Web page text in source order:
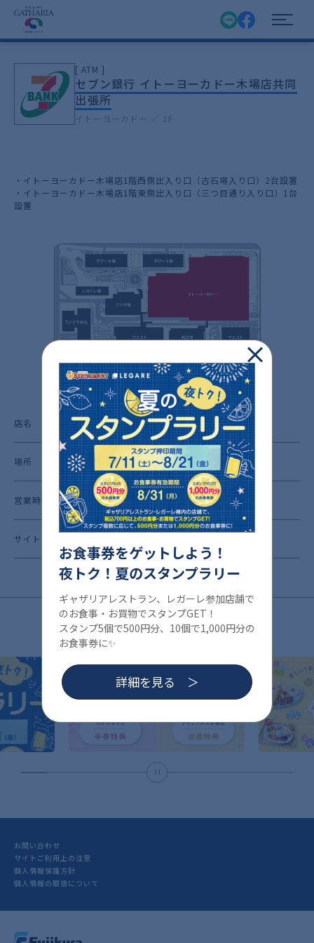
[ ATM ]
セブン銀行 イトーヨーカドー木場店共同
出張所
イトーヨーカドー ／ 1F
・イトーヨーカドー木場店1階西側出入り口（古石場入り口）2台設置
・イトーヨーカドー木場店1階東側出入り口（三つ目通り入り口）1台
設置
店名 セブン銀行 イトーヨーカドー木場店共同出張所
場所 イトーヨーカドー ／ 1F
営業時間 10:00~22:00
サイト
お問い合わせ
サイトご利用上の注意
個人情報保護方針
個人情報の取扱について
お食事券をゲットしよう！
夜トク！夏のスタンプラリー
ギャザリアレストラン、レガーレ参加店舗で
のお食事・お買物でスタンプGET！
スタンプ5個で500円分、10個で1,000円分の
お食事券に✨
詳細を見る